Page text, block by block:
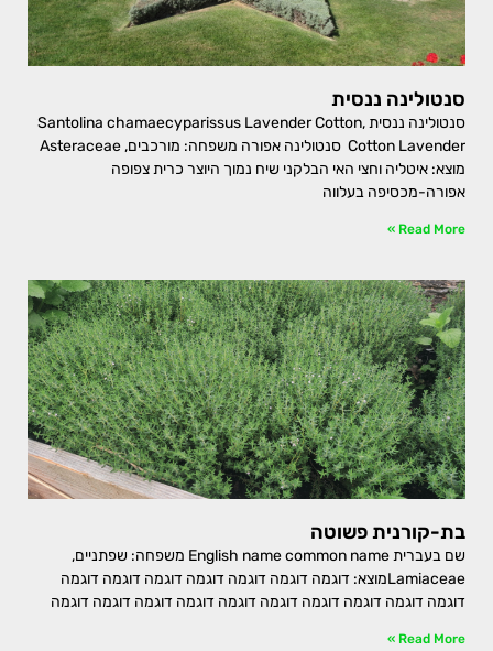
סנטולינה ננסית
סנטולינה ננסית Santolina chamaecyparissus Lavender Cotton,
Cotton Lavender סנטולינה אפורה משפחה: מורכבים, Asteraceae
מוצא: איטליה וחצי האי הבלקני שיח נמוך היוצר כרית צפופה
אפורה-מכסיפה בעלווה
Read More »
בת-קורנית פשוטה
שם בעברית English name common name משפחה: שפתניים,
Lamiaceaeמוצא: דוגמה דוגמה דוגמה דוגמה דוגמה דוגמה דוגמה
דוגמה דוגמה דוגמה דוגמה דוגמה דוגמה דוגמה דוגמה דוגמה דוגמה
Read More »